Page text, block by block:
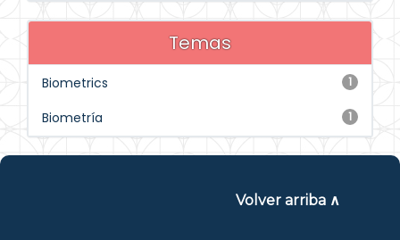
Temas
1
Biometrics
1
Biometría
Volver arriba ∧